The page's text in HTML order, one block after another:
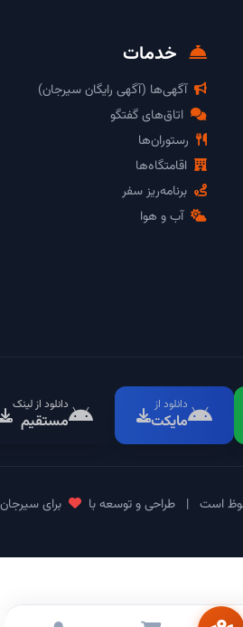
خدمات
آگهی‌ها (آگهی رایگان سیرجان)
اتاق‌های گفتگو
رستوران‌ها
اقامتگاه‌ها
برنامه‌ریز سفر
آب و هوا
دانلود از
مایکت
دانلود از لینک
مستقیم
| طراحی و توسعه با برای سیرجان